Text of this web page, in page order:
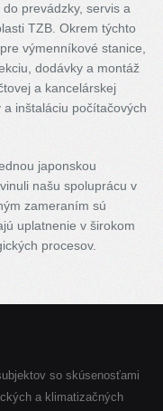
prevádzky, servis a
TZB. Okrem týchto
výmenníkové stanice,
dodávky a montáž
a kancelárskej
inštaláciu počítačových
japonskou
našu spoluprácu v
zameraním sú
uplatnenie v širokom
procesov.
so skúsenosťami
a klimatizačných